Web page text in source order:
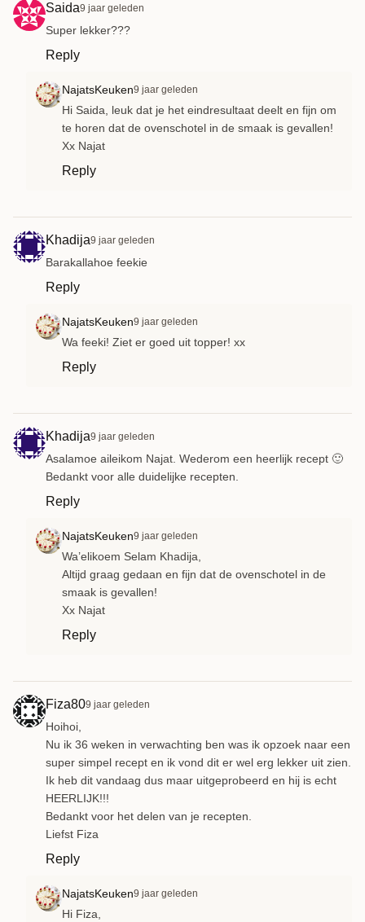
Saida9 jaar geleden
Super lekker???
Reply
NajatsKeuken9 jaar geleden
Hi Saida, leuk dat je het eindresultaat deelt en fijn om
te horen dat de ovenschotel in de smaak is gevallen!
Xx Najat
Reply
Khadija9 jaar geleden
Barakallahoe feekie
Reply
NajatsKeuken9 jaar geleden
Wa feeki! Ziet er goed uit topper! xx
Reply
Khadija9 jaar geleden
Asalamoe aileikom Najat. Wederom een heerlijk recept 🙂
Bedankt voor alle duidelijke recepten.
Reply
NajatsKeuken9 jaar geleden
Wa’elikoem Selam Khadija,
Altijd graag gedaan en fijn dat de ovenschotel in de
smaak is gevallen!
Xx Najat
Reply
Fiza809 jaar geleden
Hoihoi,
Nu ik 36 weken in verwachting ben was ik opzoek naar een
super simpel recept en ik vond dit er wel erg lekker uit zien.
Ik heb dit vandaag dus maar uitgeprobeerd en hij is echt
HEERLIJK!!!
Bedankt voor het delen van je recepten.
Liefst Fiza
Reply
NajatsKeuken9 jaar geleden
Hi Fiza,